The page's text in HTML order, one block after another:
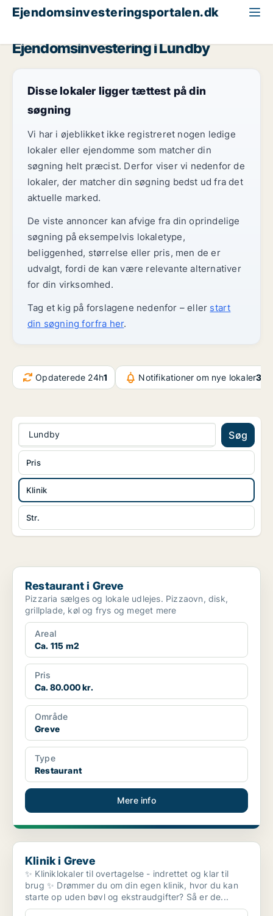
Ejendomsinvesteringsportalen.dk
Ejendomsinvestering i Lundby
Disse lokaler ligger tættest på din
søgning
Vi har i øjeblikket ikke registreret nogen ledige
lokaler eller ejendomme som matcher din
søgning helt præcist. Derfor viser vi nedenfor de
lokaler, der matcher din søgning bedst ud fra det
aktuelle marked.
De viste annoncer kan afvige fra din oprindelige
søgning på eksempelvis lokaletype,
beliggenhed, størrelse eller pris, men de er
udvalgt, fordi de kan være relevante alternativer
for din virksomhed.
Tag et kig på forslagene nedenfor – eller start
din søgning forfra her.
Opdaterede 24h1 Notifikationer om nye lokaler
Lundby Søg
Klinik
Str.
Pris
Restaurant i Greve
Restaurant i Greve
Pizzaria sælges og lokale udlejes. Pizzaovn, disk,
grillplade, køl og frys og meget mere
Areal
Ca. 115 m2
Pris
Ca. 80.000 kr.
Område
Greve
Type
Restaurant
Mere info
Klinik i Greve
Klinik i Greve
✨ Kliniklokaler til overtagelse - indrettet og klar til
brug ✨ Drømmer du om din egen klinik, hvor du kan
starte op uden bøvl og ekstraudgifter? Så er de...